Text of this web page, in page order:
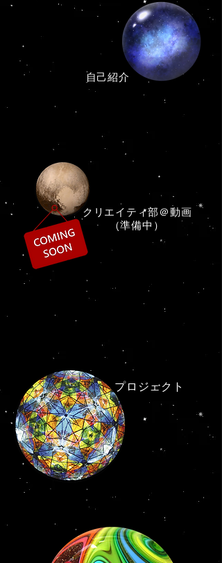
​自己紹介
​クリエイティ部＠動画
（準備中）
プロジェクト